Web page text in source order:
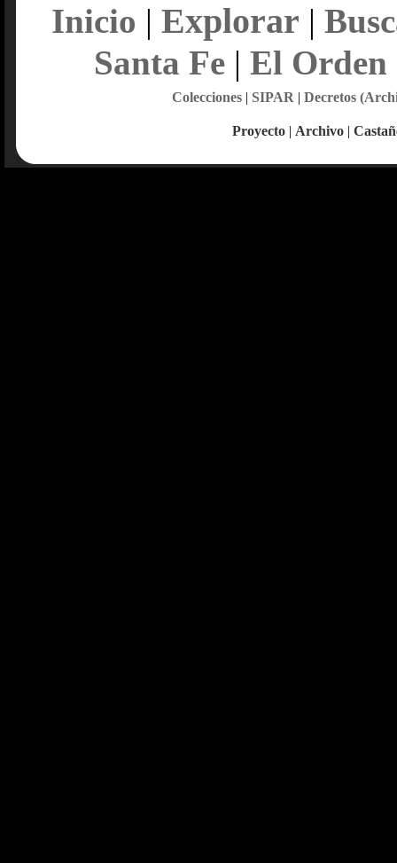
Inicio | Explorar |
Santa Fe| El Orden
Colecciones| SIPAR | Decretos
Proyecto | Archivo |